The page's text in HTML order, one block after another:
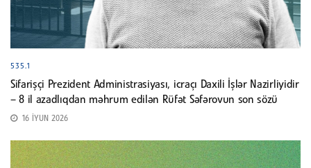
535.1
Sifarişçi Prezident Administrasiyası, icraçı Daxili İşlər Nazirliyidir
– 8 il azadlıqdan məhrum edilən Rüfət Səfərovun son sözü
16 İYUN 2026